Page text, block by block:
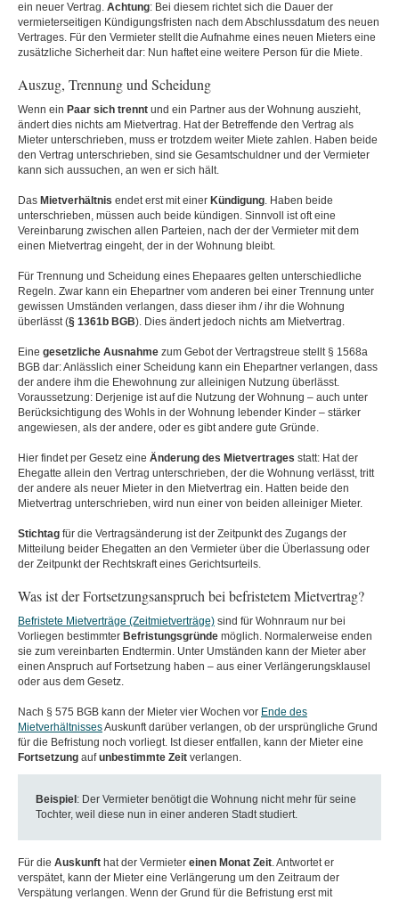
ein neuer Vertrag. Achtung: Bei diesem richtet sich die Dauer der
vermieterseitigen Kündigungsfristen nach dem Abschlussdatum des neuen
Vertrages. Für den Vermieter stellt die Aufnahme eines neuen Mieters eine
zusätzliche Sicherheit dar: Nun haftet eine weitere Person für die Miete.
Auszug, Trennung und Scheidung
Wenn ein Paar sich trennt und ein Partner aus der Wohnung auszieht,
ändert dies nichts am Mietvertrag. Hat der Betreffende den Vertrag als
Mieter unterschrieben, muss er trotzdem weiter Miete zahlen. Haben beide
den Vertrag unterschrieben, sind sie Gesamtschuldner und der Vermieter
kann sich aussuchen, an wen er sich hält.
Das Mietverhältnis endet erst mit einer Kündigung. Haben beide
unterschrieben, müssen auch beide kündigen. Sinnvoll ist oft eine
Vereinbarung zwischen allen Parteien, nach der der Vermieter mit dem
einen Mietvertrag eingeht, der in der Wohnung bleibt.
Für Trennung und Scheidung eines Ehepaares gelten unterschiedliche
Regeln. Zwar kann ein Ehepartner vom anderen bei einer Trennung unter
gewissen Umständen verlangen, dass dieser ihm / ihr die Wohnung
überlässt (§ 1361b BGB). Dies ändert jedoch nichts am Mietvertrag.
Eine gesetzliche Ausnahme zum Gebot der Vertragstreue stellt § 1568a
BGB dar: Anlässlich einer Scheidung kann ein Ehepartner verlangen, dass
der andere ihm die Ehewohnung zur alleinigen Nutzung überlässt.
Voraussetzung: Derjenige ist auf die Nutzung der Wohnung – auch unter
Berücksichtigung des Wohls in der Wohnung lebender Kinder – stärker
angewiesen, als der andere, oder es gibt andere gute Gründe.
Hier findet per Gesetz eine Änderung des Mietvertrages statt: Hat der
Ehegatte allein den Vertrag unterschrieben, der die Wohnung verlässt, tritt
der andere als neuer Mieter in den Mietvertrag ein. Hatten beide den
Mietvertrag unterschrieben, wird nun einer von beiden alleiniger Mieter.
Stichtag für die Vertragsänderung ist der Zeitpunkt des Zugangs der
Mitteilung beider Ehegatten an den Vermieter über die Überlassung oder
der Zeitpunkt der Rechtskraft eines Gerichtsurteils.
Was ist der Fortsetzungsanspruch bei befristetem Mietvertrag?
Befristete Mietverträge (Zeitmietverträge) sind für Wohnraum nur bei
Vorliegen bestimmter Befristungsgründe möglich. Normalerweise enden
sie zum vereinbarten Endtermin. Unter Umständen kann der Mieter aber
einen Anspruch auf Fortsetzung haben – aus einer Verlängerungsklausel
oder aus dem Gesetz.
Nach § 575 BGB kann der Mieter vier Wochen vor Ende des
MietverhältnissesAuskunft darüber verlangen, ob der ursprüngliche Grund
für die Befristung noch vorliegt. Ist dieser entfallen, kann der Mieter eine
Fortsetzung aufunbestimmte Zeit verlangen.
Beispiel : Der Vermieter benötigt die Wohnung nicht mehr für seine
Tochter, weil diese nun in einer anderen Stadt studiert.
Für die Auskunft hat der Vermieter einen Monat Zeit. Antwortet er
verspätet, kann der Mieter eine Verlängerung um den Zeitraum der
Verspätung verlangen. Wenn der Grund für die Befristung erst mit